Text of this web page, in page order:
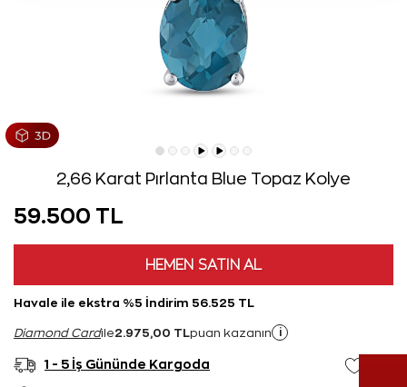
2,66 Karat Pırlanta Blue Topaz Kolye
59.500 TL
HEMEN SATIN AL
Havale ile ekstra %5 İndirim 56.525 TL
Diamond Cardile2.975,00 TL puan kazanın i
1 - 5 İş Gününde Kargoda